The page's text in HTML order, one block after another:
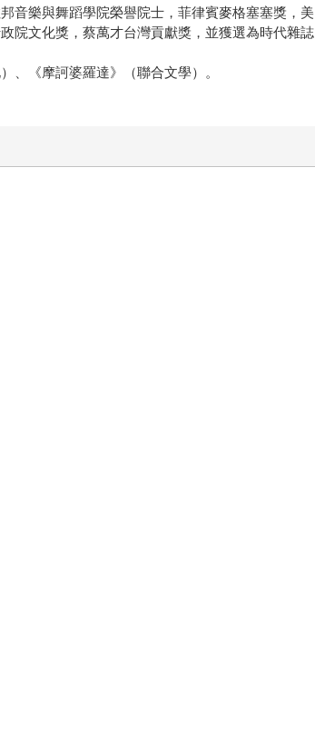
音樂與舞蹈學院榮譽院士，菲律賓麥格塞塞獎，
院文化獎，蔡萬才台灣貢獻獎，並獲選為時代雜
、《摩訶婆羅達》（聯合文學）。